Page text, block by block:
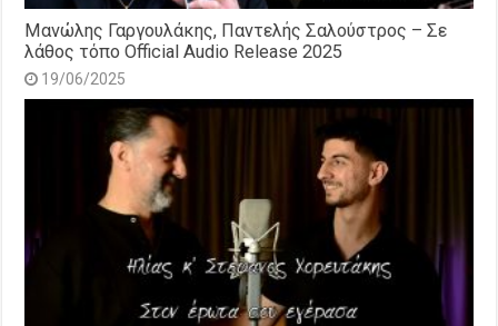
Μανώλης Γαργουλάκης, Παντελής Σαλούστρος – Σε
λάθος τόπο Official Audio Release 2025
19/06/2025